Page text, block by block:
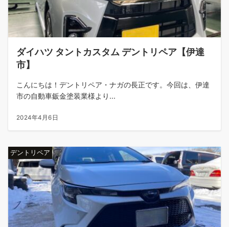
ダイハツ タントカスタム デントリペア【伊達
市】
こんにちは！デントリペア・ナガの長正です。今回は、伊達
市の自動車鈑金塗装業様より...
2024年4月6日
デントリペア